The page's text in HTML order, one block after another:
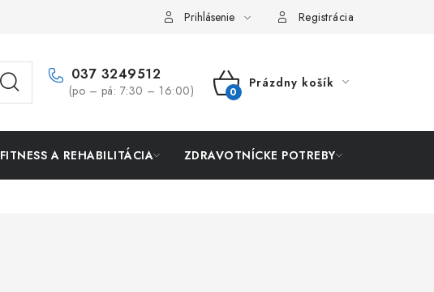
Prihlásenie Registrácia
037 3249512
(po – pá: 7:30 – 16:00)
NÁKUPNÝ
Prázdny košík
FITNESS A REHABILITÁCIA ZDRAVOTNÍCKE POTREBY